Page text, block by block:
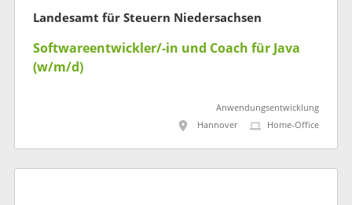
Landesamt für Steuern Niedersachsen
Softwareentwickler/-in und Coach für Java
(w/m/d)
Anwendungsentwicklung
Hannover
Home-Office